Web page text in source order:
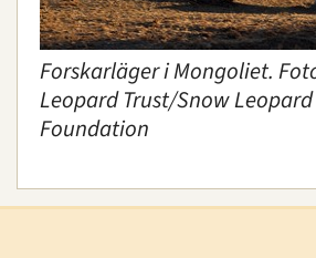
Forskarläger i Mongoliet.
Leopard Trust/Snow
Foundation